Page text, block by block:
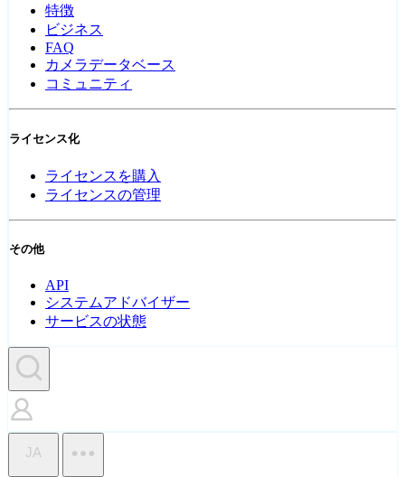
特徴
ビジネス
FAQ
カメラデータベース
コミュニティ
ライセンス化
ライセンスを購入
ライセンスの管理
その他
API
システムアドバイザー
サービスの状態
JA